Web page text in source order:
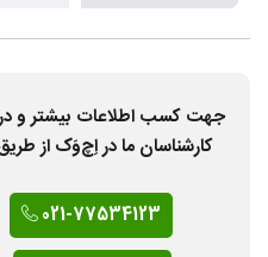
جهت کسب اطلاعات بیشتر و
کارشناسان ما در اِچ‌وَک از
021-77534123